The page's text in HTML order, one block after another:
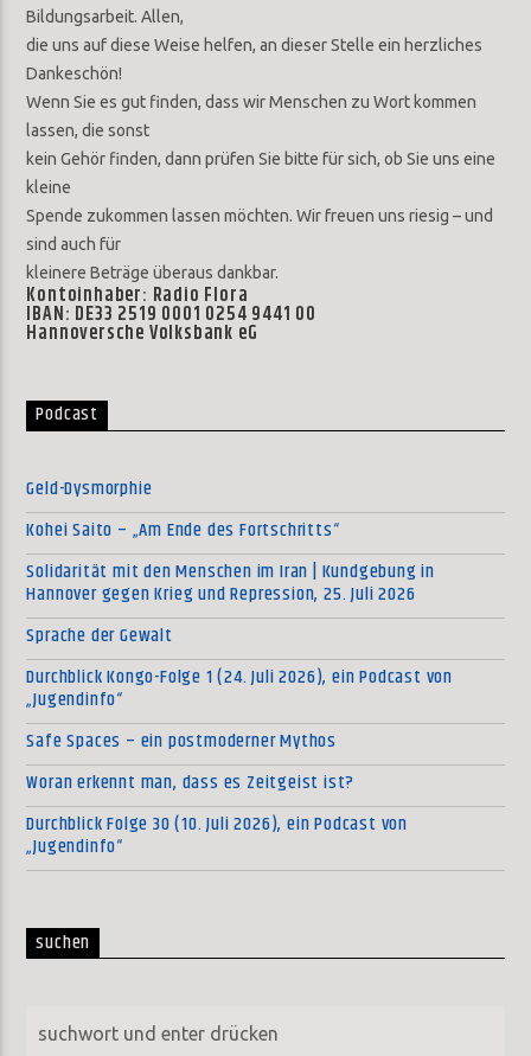
Bildungsarbeit. Allen,
die uns auf diese Weise helfen, an dieser Stelle ein herzliches
Dankeschön!
Wenn Sie es gut finden, dass wir Menschen zu Wort kommen
lassen, die sonst
kein Gehör finden, dann prüfen Sie bitte für sich, ob Sie uns eine
kleine
Spende zukommen lassen möchten. Wir freuen uns riesig – und
sind auch für
kleinere Beträge überaus dankbar.
Kontoinhaber: Radio Flora
IBAN: DE33 2519 0001 0254 9441 00
Hannoversche Volksbank eG
Podcast
Geld-Dysmorphie
Kohei Saito – „Am Ende des Fortschritts“
Solidarität mit den Menschen im Iran | Kundgebung in
Hannover gegen Krieg und Repression, 25. Juli 2026
Sprache der Gewalt
Durchblick Kongo-Folge 1 (24. Juli 2026), ein Podcast von
„Jugendinfo“
Safe Spaces – ein postmoderner Mythos
Woran erkennt man, dass es Zeitgeist ist?
Durchblick Folge 30 (10. Juli 2026), ein Podcast von
„Jugendinfo“
suchen